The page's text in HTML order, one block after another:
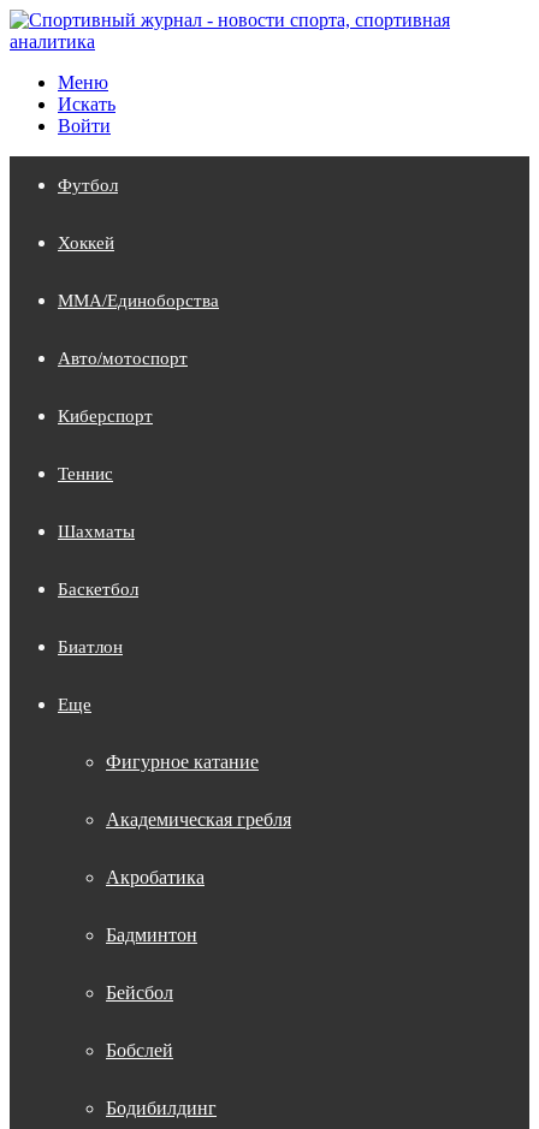
Меню
Искать
Войти
Футбол
Хоккей
MMA/Единоборства
Авто/мотоспорт
Киберспорт
Теннис
Шахматы
Баскетбол
Биатлон
Еще
Фигурное катание
Академическая гребля
Акробатика
Бадминтон
Бейсбол
Бобслей
Бодибилдинг